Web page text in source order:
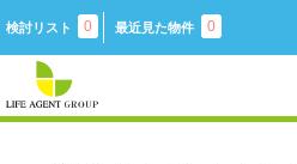
検討リスト 0 最近見た物件 0